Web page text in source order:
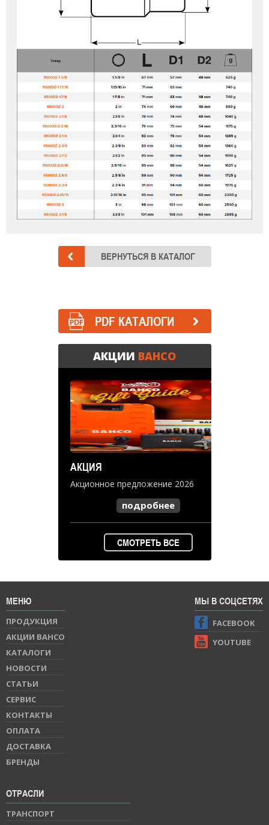
PDF КАТАЛОГИ
АКЦИИ BAHCO
АКЦИЯ
Акционное предложение 2026
подробнее
СМОТРЕТЬ ВСЕ
МЕНЮ
ПРОДУКЦИЯ
АКЦИИ BAHCO
КАТАЛОГИ
НОВОСТИ
СТАТЬИ
СЕРВИС
КОНТАКТЫ
ОПЛАТА
ДОСТАВКА
БРЕНДЫ
ОТРАСЛИ
ТРАНСПОРТ
МЫ В СОЦСЕТЯХ
FACEBOOK
YOUTUBE